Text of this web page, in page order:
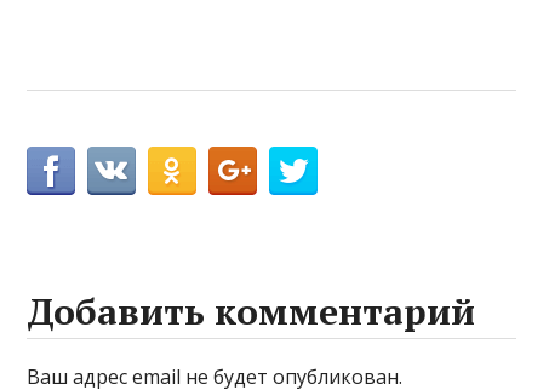
Добавить комментарий
Ваш адрес email не будет опубликован.